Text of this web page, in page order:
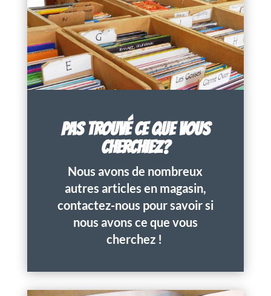
PAS TROUVÉ CE QUE VOUS
CHERCHIEZ?
Nous avons de nombreux
autres articles en magasin,
contactez-nous pour savoir si
nous avons ce que vous
cherchez !